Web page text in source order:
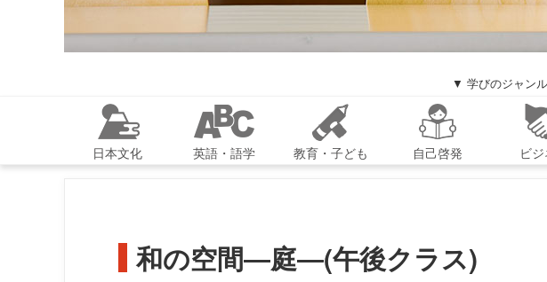
▼ 学びのジャン
日本文化 英語・語学 教育・子ども 自己啓発 ビ
和の空間―庭―(午後クラス)